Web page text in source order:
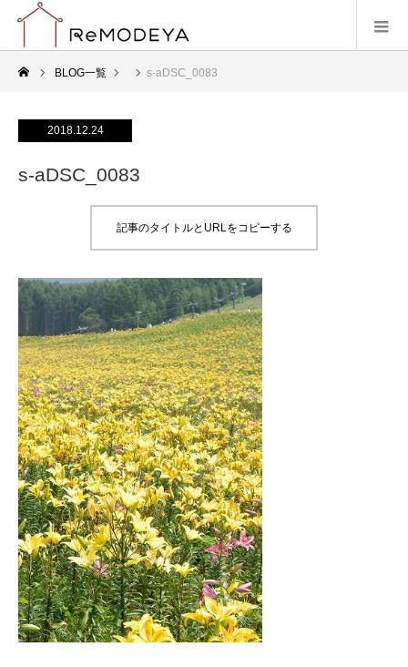
BLOG一覧 s-aDSC_0083
2018.12.24
s-aDSC_0083
記事のタイトルとURLをコピーする